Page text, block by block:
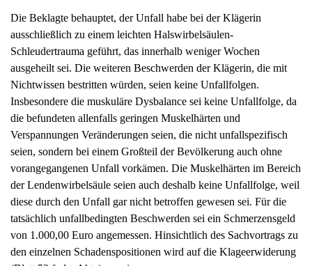
seien, sondern bei einem Großteil der Bevölkerung auch ohne
vorangegangenen Unfall vorkämen. Die Muskelhärten im Bereich
der Lendenwirbelsäule seien auch deshalb keine Unfallfolge, weil
diese durch den Unfall gar nicht betroffen gewesen sei. Für die
tatsächlich unfallbedingten Beschwerden sei ein Schmerzensgeld
von 1.000,00 Euro angemessen. Hinsichtlich des Sachvortrags zu
den einzelnen Schadenspositionen wird auf die Klageerwiderung
(Blatt 53 f. der Akte) verwiesen.
Das Gericht hat Beweis erhoben gemäß Beweisbeschluss vom
27.06.2008 (Blatt 82 ff. der Akte). Wegen des Ergebnisses der
Beweisaufnahme wird auf das neurologisch-psychiatrische
Sachverständigengutachten des Dr. med. V vom 17.06.2009
(Blatt 169 ff. der Akte) und dessen Erläuterungen im
Sitzungsprotokoll vom 11.12.2009 (Blatt 232 ff. der Akte) sowie